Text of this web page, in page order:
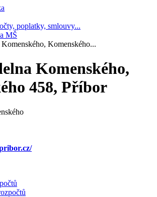
poplatky, smlouvy...
MŠ
Komenského...
Komenského,
458, Příbor